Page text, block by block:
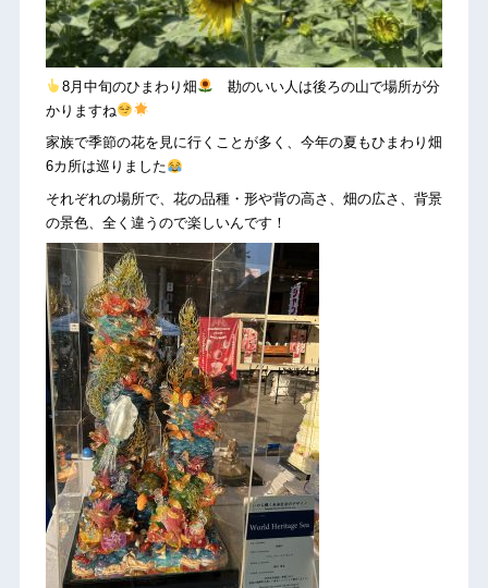
8月中旬のひまわり畑
勘のいい人は後ろの山で場所が分
かりますね
家族で季節の花を見に行くことが多く、今年の夏もひまわり畑
6カ所は巡りました
それぞれの場所で、花の品種・形や背の高さ、畑の広さ、背景
の景色、全く違うので楽しいんです！